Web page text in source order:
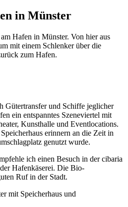
in Münster
Hafen in Münster. Von hier aus
mit einem Schlenker über die
zum Hafen.
Gütertransfer und Schiffe jeglicher
ein entspanntes Szeneviertel mit
Kunsthalle und Eventlocations.
erinnern an die Zeit in
genutzt wurde.
ich einen Besuch in der cibaria
Hafenkäserei. Die Bio-
Ruf in der Stadt.